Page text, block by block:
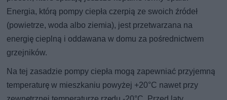
Energia, którą pompy ciepła czerpią ze swoich źródeł
(powietrze, woda albo ziemia), jest przetwarzana na
energię cieplną i oddawana w domu za pośrednictwem
grzejników.
Na tej zasadzie pompy ciepła mogą zapewniać przyjemną
temperaturę w mieszkaniu powyżej +20°C nawet przy